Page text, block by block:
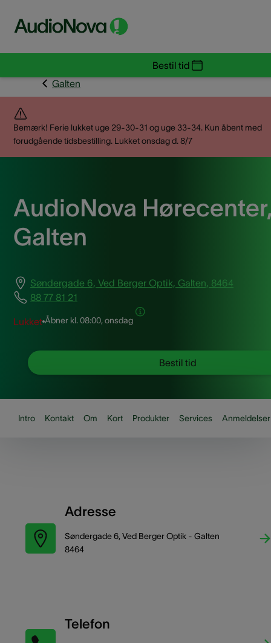
Bestil tid
Galten
Bemærk! Ferie lukket uge 29-30-31 og uge 33-34. Kun åbent med
forudgående tidsbestilling. Lukket onsdag d. 8/7
AudioNova
Galten
Søndergade 6, Ved Berger Optik, Galten, 8464
88 77 81 21
Lukket Åbner kl.08:00, onsdag
Bestil tid
Intro Kontakt Om Kort Produkter Services Anmeldelser
Adresse
Søndergade 6, Ved Berger Optik - Galten
8464
Telefon